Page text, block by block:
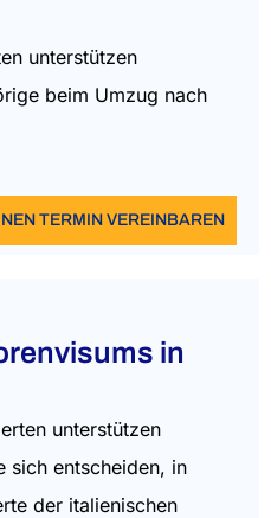
unterstützen
beim Umzug nach
TERMIN VEREINBAREN
in
unterstützen
sich entscheiden, in
der italienischen